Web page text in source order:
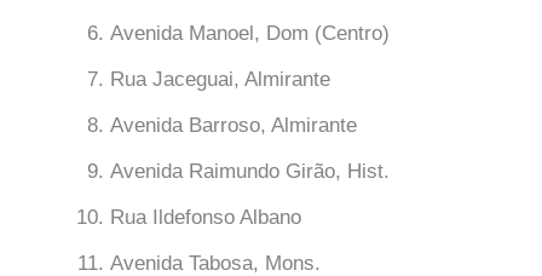
Avenida Manoel, Dom (Centro)
Rua Jaceguai, Almirante
Avenida Barroso, Almirante
Avenida Raimundo Girão, Hist.
Rua Ildefonso Albano
Avenida Tabosa, Mons.